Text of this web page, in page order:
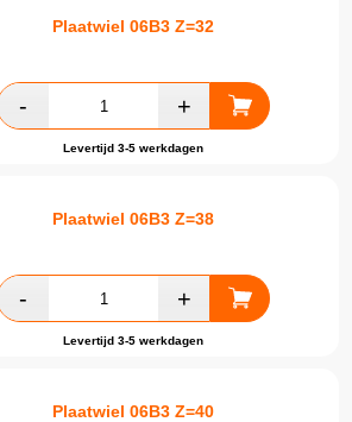
Plaatwiel 06B3 Z=32
Levertijd 3-5 werkdagen
Plaatwiel 06B3 Z=38
Levertijd 3-5 werkdagen
Plaatwiel 06B3 Z=40